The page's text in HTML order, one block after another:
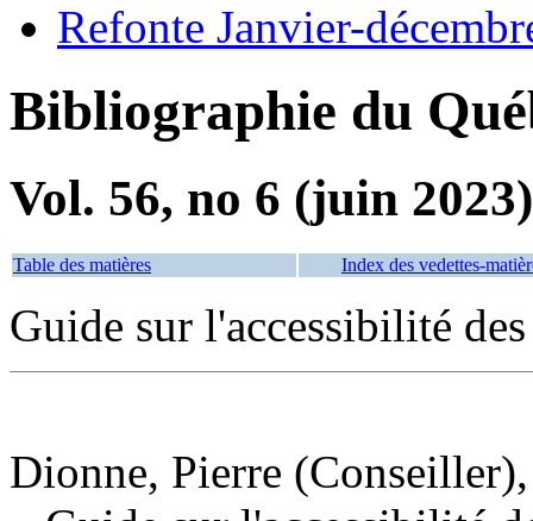
Refonte Janvier-
Bibliographie du
Vol. 56, no 6 (juin 2023)
Table des matières Index des vedettes-
Guide sur l'accessibilité
Dionne, Pierre